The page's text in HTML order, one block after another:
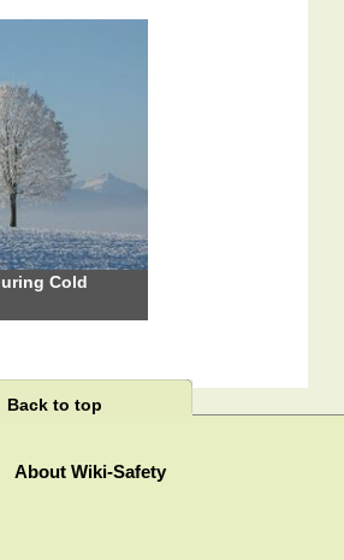
Cold
Back to top
About Wiki-Safety